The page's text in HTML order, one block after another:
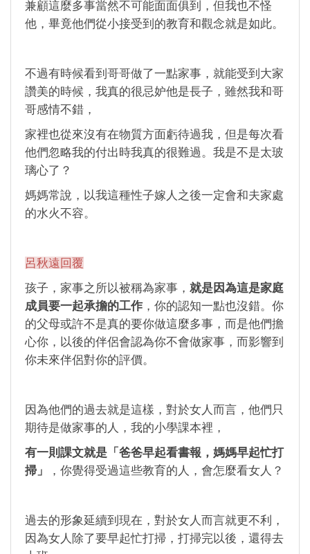
兼顧這麼多事當然不可能面面俱到，但我也不怪
他，畢竟他們從小接受到的教育和觀念就是如此。
不過有時候看到哥哥做了一點家事，就能受到大家
讚美的時候，我真的很忌妒他是長子，雖然我和哥
哥感情不錯，
家裡也從來沒有在物質方面虧待過我，但是每次看
他們忽略我的付出時我真的很難過。我是不是太玻
璃心了？
媽媽常說，以我這種性子嫁人之後一定會和夫家處
的水火不容。
呂秋遠回覆
孩子，家事之所以被稱為家事， 就是因為這是家庭
成員要一起承擔的工作 ，你的認知一點也沒錯。你
的父母或許不是真的要你做這麼多事，而是他們擔
心你，以後的伴侶會認為你不會做家事，而影響到
你未來伴侶對你的評價。
因為他們的過去就是這樣，對於女人而言，他們只
期待是做家事的人，我的小學課本裡，
有一則課文就是「爸爸早起看書報，媽媽早起忙打
掃」
，你覺得受過這些教育的人，會怎麼看女人？
過去的形象延續到現在，對於女人而言就更不利，
因為女人除了要早起忙打掃，打掃完以後，還得去